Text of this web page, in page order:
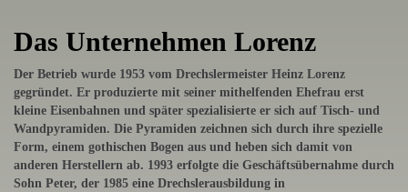
Das Unternehmen Lorenz
Der Betrieb wurde 1953 vom Drechslermeister Heinz Lorenz
gegründet. Er produzierte mit seiner mithelfenden Ehefrau erst
kleine Eisenbahnen und später spezialisierte er sich auf Tisch- und
Wandpyramiden. Die Pyramiden zeichnen sich durch ihre spezielle
Form, einem gothischen Bogen aus und heben sich damit von
anderen Herstellern ab. 1993 erfolgte die Geschäftsübernahme durch
Sohn Peter, der 1985 eine Drechslerausbildung in